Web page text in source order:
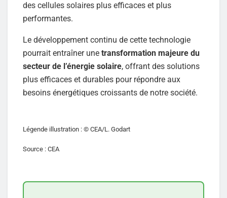
des cellules solaires plus efficaces et plus
performantes.
Le développement continu de cette technologie
pourrait entraîner une transformation majeure du
secteur de l’énergie solaire, offrant des solutions
plus efficaces et durables pour répondre aux
besoins énergétiques croissants de notre société.
Légende illustration : © CEA/L. Godart
Source : CEA